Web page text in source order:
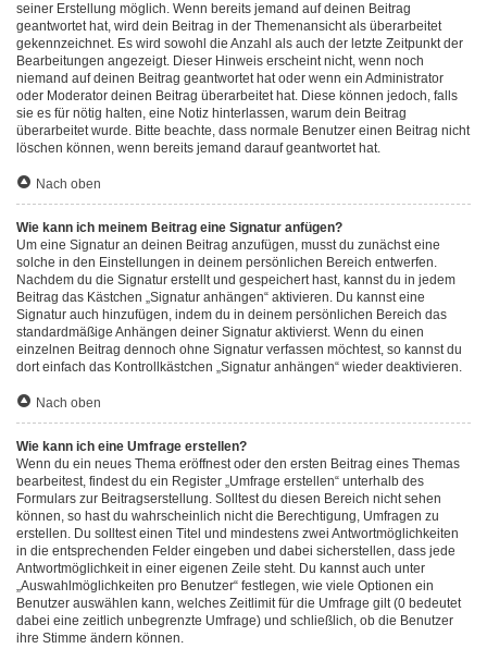
seiner Erstellung möglich. Wenn bereits jemand auf deinen Beitrag
geantwortet hat, wird dein Beitrag in der Themenansicht als überarbeitet
gekennzeichnet. Es wird sowohl die Anzahl als auch der letzte Zeitpunkt der
Bearbeitungen angezeigt. Dieser Hinweis erscheint nicht, wenn noch
niemand auf deinen Beitrag geantwortet hat oder wenn ein Administrator
oder Moderator deinen Beitrag überarbeitet hat. Diese können jedoch, falls
sie es für nötig halten, eine Notiz hinterlassen, warum dein Beitrag
überarbeitet wurde. Bitte beachte, dass normale Benutzer einen Beitrag nicht
löschen können, wenn bereits jemand darauf geantwortet hat.
Nach oben
Wie kann ich meinem Beitrag eine Signatur anfügen?
Um eine Signatur an deinen Beitrag anzufügen, musst du zunächst eine
solche in den Einstellungen in deinem persönlichen Bereich entwerfen.
Nachdem du die Signatur erstellt und gespeichert hast, kannst du in jedem
Beitrag das Kästchen „Signatur anhängen“ aktivieren. Du kannst eine
Signatur auch hinzufügen, indem du in deinem persönlichen Bereich das
standardmäßige Anhängen deiner Signatur aktivierst. Wenn du einen
einzelnen Beitrag dennoch ohne Signatur verfassen möchtest, so kannst du
dort einfach das Kontrollkästchen „Signatur anhängen“ wieder deaktivieren.
Nach oben
Wie kann ich eine Umfrage erstellen?
Wenn du ein neues Thema eröffnest oder den ersten Beitrag eines Themas
bearbeitest, findest du ein Register „Umfrage erstellen“ unterhalb des
Formulars zur Beitragserstellung. Solltest du diesen Bereich nicht sehen
können, so hast du wahrscheinlich nicht die Berechtigung, Umfragen zu
erstellen. Du solltest einen Titel und mindestens zwei Antwortmöglichkeiten
in die entsprechenden Felder eingeben und dabei sicherstellen, dass jede
Antwortmöglichkeit in einer eigenen Zeile steht. Du kannst auch unter
„Auswahlmöglichkeiten pro Benutzer“ festlegen, wie viele Optionen ein
Benutzer auswählen kann, welches Zeitlimit für die Umfrage gilt (0 bedeutet
dabei eine zeitlich unbegrenzte Umfrage) und schließlich, ob die Benutzer
ihre Stimme ändern können.